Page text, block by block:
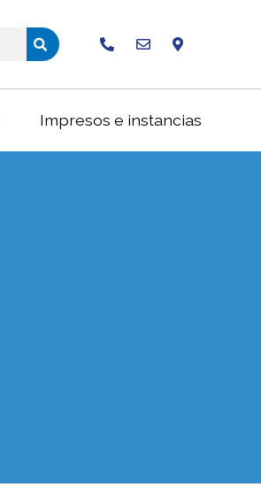
Impresos e instancias